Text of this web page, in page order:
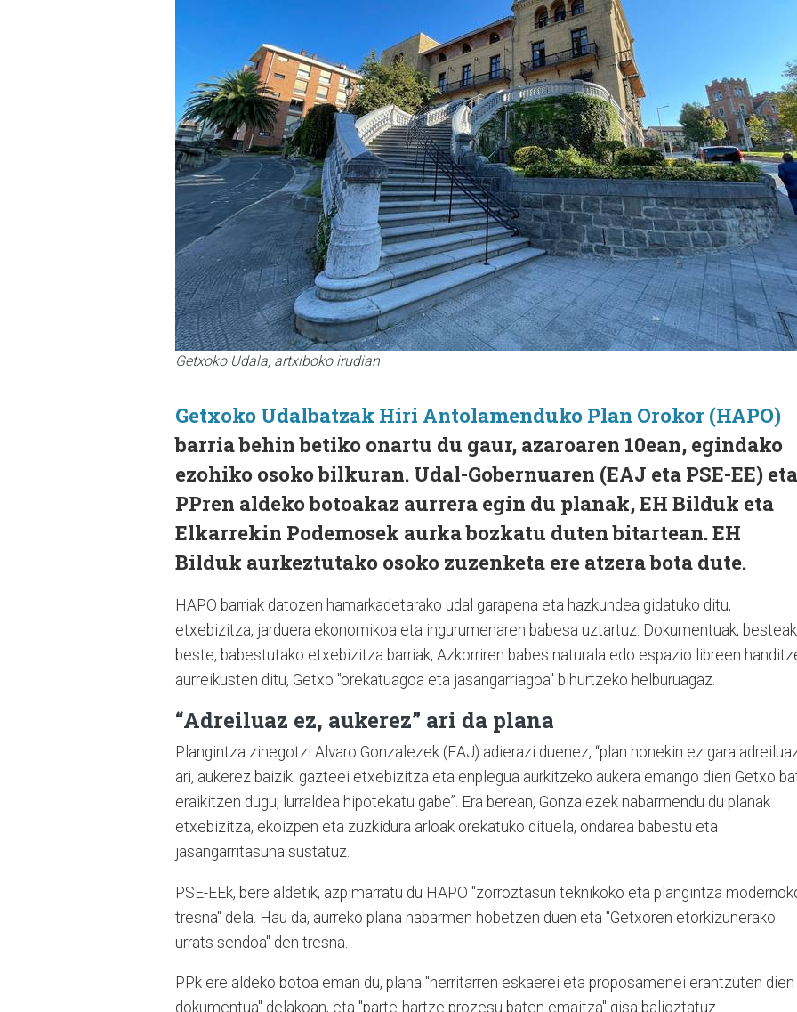
Getxoko Udala, artxiboko irudian
Getxoko Udalbatzak Hiri Antolamenduko Plan Orokor (HAPO)
barria behin betiko onartu du gaur, azaroaren 10ean, egindako
ezohiko osoko bilkuran. Udal-Gobernuaren (EAJ eta PSE-EE) eta
PPren aldeko botoakaz aurrera egin du planak, EH Bilduk eta
Elkarrekin Podemosek aurka bozkatu duten bitartean. EH
Bilduk aurkeztutako osoko zuzenketa ere atzera bota dute.
HAPO barriak datozen hamarkadetarako udal garapena eta hazkundea gidatuko ditu,
etxebizitza, jarduera ekonomikoa eta ingurumenaren babesa uztartuz. Dokumentuak, besteak
beste, babestutako etxebizitza barriak, Azkorriren babes naturala edo espazio libreen
aurreikusten ditu, Getxo "orekatuagoa eta jasangarriagoa" bihurtzeko helburuagaz.
“Adreiluaz ez, aukerez” ari da plana
Plangintza zinegotzi Alvaro Gonzalezek (EAJ) adierazi duenez, “plan honekin ez gara
ari, aukerez baizik: gazteei etxebizitza eta enplegua aurkitzeko aukera emango dien Getxo
eraikitzen dugu, lurraldea hipotekatu gabe”. Era berean, Gonzalezek nabarmendu du planak
etxebizitza, ekoizpen eta zuzkidura arloak orekatuko dituela, ondarea babestu eta
jasangarritasuna sustatuz.
PSE-EEk, bere aldetik, azpimarratu du HAPO "zorroztasun teknikoko eta plangintza
tresna" dela. Hau da, aurreko plana nabarmen hobetzen duen eta "Getxoren etorkizunerako
urrats sendoa" den tresna.
PPk ere aldeko botoa eman du, plana "herritarren eskaerei eta proposamenei erantzuten dien
dokumentua" delakoan, eta "parte-hartze prozesu baten emaitza" gisa balioztatuz.